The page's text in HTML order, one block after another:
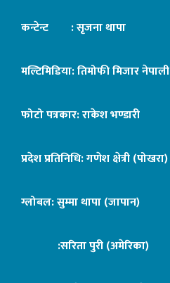
कन्टेन्ट : सृजना थापा
मल्टिमिडिया: तिमोफी मिजार नेपाली
फोटो पत्रकार: राकेश भण्डारी
प्रदेश प्रतिनिधि: गणेश क्षेत्री (पोखरा)
ग्लोबल: सुम्मा थापा (जापान)
:सरिता पुरी (अमेरिका)